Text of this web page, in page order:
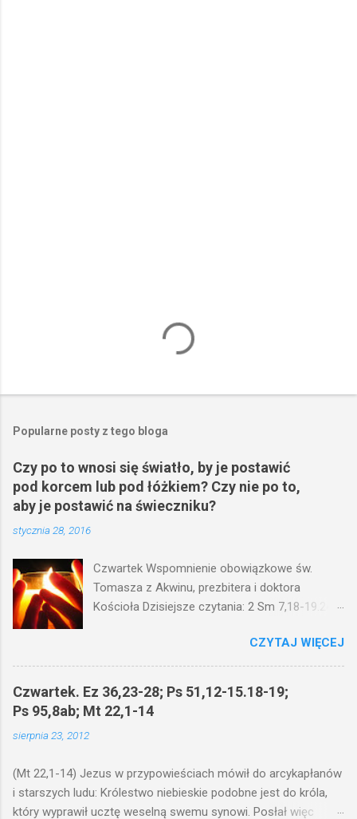
e
i
j
k
o
m
n
t
a
r
z
Popularne posty z tego bloga
Czy po to wnosi się światło, by je postawić
pod korcem lub pod łóżkiem? Czy nie po to,
aby je postawić na świeczniku?
stycznia 28, 2016
Czwartek Wspomnienie obowiązkowe św.
Tomasza z Akwinu, prezbitera i doktora
Kościoła Dzisiejsze czytania: 2 Sm 7,18-19.24-
(Mk 4,21-25) Jezus mówił ludowi: Czy po to
wnosi się światło, by je postawić pod korcem
na świeczniku? Nie ma bowiem nic ukrytego, co
by nie miało wyjść na jaw. Kto ma uszy do
wy mierzycie, odmierzą wam i jeszcze wam
dołożą. Bo kto ma, temu będzie dane; a kto nie
CZYTAJ WIĘCEJ
Czwartek. Ez 36,23-28; Ps 51,12-15.18-19;
Ps 95,8ab; Mt 22,1-14
sierpnia 23, 2012
(Mt 22,1-14) Jezus w przypowieściach mówił do arcykapłanów
i starszych ludu: Królestwo niebieskie podobne jest do króla,
który wyprawił ucztę weselną swemu synowi. Posłał więc